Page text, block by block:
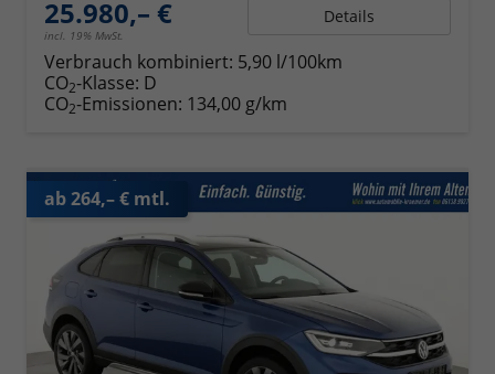
25.980,– €
incl. 19% MwSt.
Details
Verbrauch kombiniert: 5,90 l/100km
CO2-Klasse: D
CO2-Emissionen: 134,00 g/km
ab 264,– € mtl.